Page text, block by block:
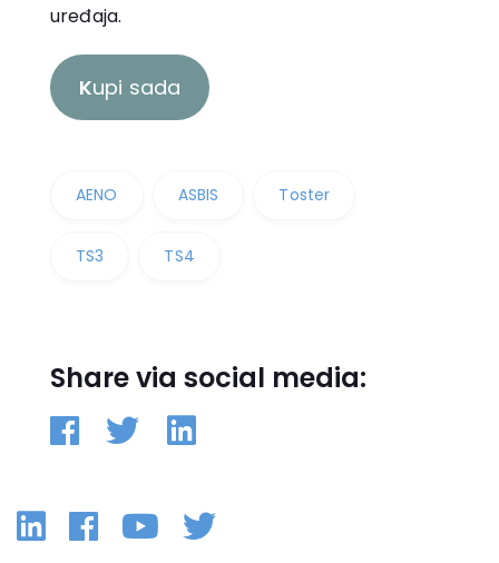
uređaja.
Kupi sada
AENO ASBIS Toster
TS3 TS4
Share via social media:
Linkedin
Facebook
YouTube
Twitter